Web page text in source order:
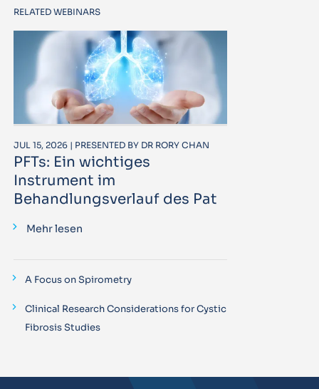
RELATED WEBINARS
JUL 15, 2026 | PRESENTED BY DR RORY CHAN
PFTs: Ein wichtiges
Instrument im
Behandlungsverlauf des Pat
Mehr lesen
A Focus on Spirometry
Clinical Research Considerations for Cystic
Fibrosis Studies